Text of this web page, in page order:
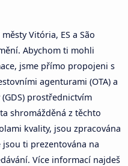
Vitória, ES a São
Abychom ti mohli
jsme přímo propojeni s
agenturami (OTA) a
prostřednictvím
shromážděná z těchto
kvality, jsou zpracována
ti prezentována na
Více informací najdeš